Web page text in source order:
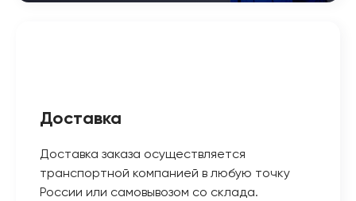
Доставка
Доставка заказа осуществляется
транспортной компанией в любую точку
России или самовывозом со склада.